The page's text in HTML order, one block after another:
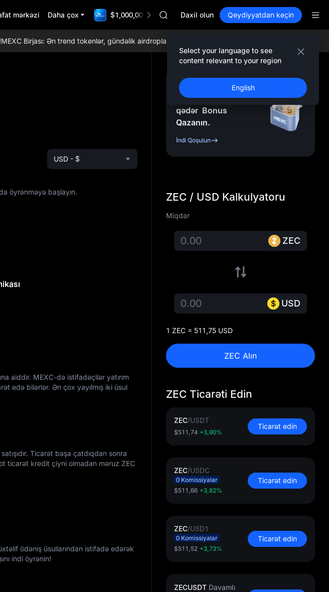
mərkəzi Daha çox $1,000,000 TradFi Gala
HFT
Unitree Future Now Live
UNITREE STAR Market Subscription on Aug 10
SKYAI
ACE
SPCX
UNITREE
Unitree Future Now Live
SPCX rises despite lock-up expiry
Daxil olun Qeydiyyatdan keçin
Select your language to see
content relevant to your region
English
Birjası: Ən trend tokenlər, gündəlik airdroplar, dünyada ən aşağı ticarət komissiyaları və
USD - $
öyrənməyə başlayın.
aiddir. MEXC-də istifadəçilər yatırım
edə bilərlər. Ən çox yayılmış iki üsul
Ticarət başa çatdıqdan sonra
ticarət kredit çiyni olmadan məruz ZEC
ödəniş üsullarından istifadə edərək
indi öyrənin!
Qeydiyyatdan Keçin
və 10.000USDT -ə
qədər Bonus
Qazanın.
İndi Qoşulun
ZEC / USD Kalkulyatoru
Miqdar
ZEC
USD
1 ZEC = 511,75 USD
ZEC Alın
ZEC Ticarəti Edin
ZEC/USDT
$511,74 +3,90%
Ticarət edin
ZEC/USDC
0 Komissiyalar
$511,66 +3,82%
Ticarət edin
ZEC/USD1
0 Komissiyalar
$511,52 +3,73%
Ticarət edin
ZECUSDT Davamlı